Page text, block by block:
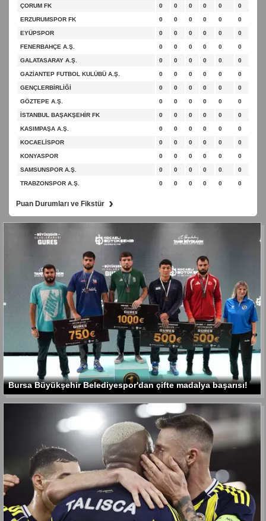
ÇORUM FK 0 0 0 0 0 0
ERZURUMSPOR FK 0 0 0 0 0 0
EYÜPSPOR 0 0 0 0 0 0
FENERBAHÇE A.Ş. 0 0 0 0 0 0
GALATASARAY A.Ş. 0 0 0 0 0 0
GAZİANTEP FUTBOL KULÜBÜ A.Ş. 0 0 0 0 0 0
GENÇLERBİRLİĞİ 0 0 0 0 0 0
GÖZTEPE A.Ş. 0 0 0 0 0 0
İSTANBUL BAŞAKŞEHİR FK 0 0 0 0 0 0
KASIMPAŞA A.Ş. 0 0 0 0 0 0
KOCAELİSPOR 0 0 0 0 0 0
KONYASPOR 0 0 0 0 0 0
SAMSUNSPOR A.Ş. 0 0 0 0 0 0
TRABZONSPOR A.Ş. 0 0 0 0 0 0
Puan Durumları ve Fikstür ›
Bursa Büyükşehir Belediyespor'dan çifte madalya başarısı!